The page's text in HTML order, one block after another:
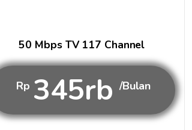
50 Mbps TV 117 Channel
Rp 345rb /Bulan